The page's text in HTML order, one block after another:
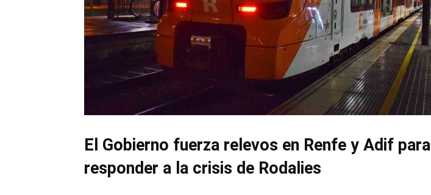
El Gobierno fuerza relevos en Renfe y Adif para
responder a la crisis de Rodalies